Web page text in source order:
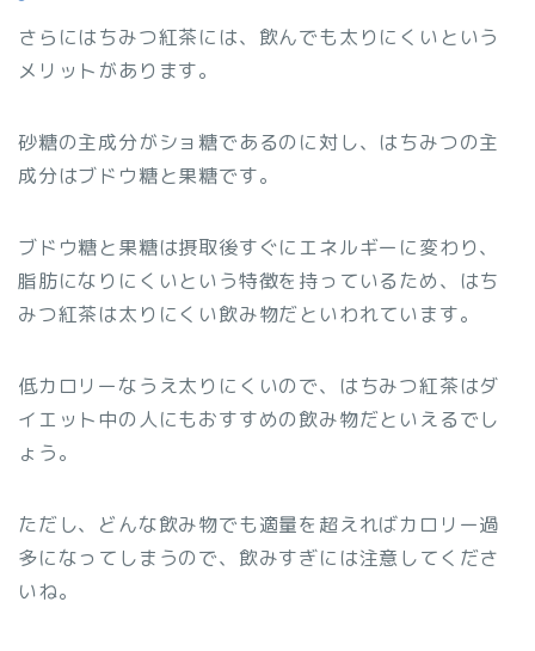
さらにはちみつ紅茶には、飲んでも太りにくいという
メリットがあります。
砂糖の主成分がショ糖であるのに対し、はちみつの主
成分はブドウ糖と果糖です。
ブドウ糖と果糖は摂取後すぐにエネルギーに変わり、
脂肪になりにくいという特徴を持っているため、はち
みつ紅茶は太りにくい飲み物だといわれています。
低カロリーなうえ太りにくいので、はちみつ紅茶はダ
イエット中の人にもおすすめの飲み物だといえるでし
ょう。
ただし、どんな飲み物でも適量を超えればカロリー過
多になってしまうので、飲みすぎには注意してくださ
いね。